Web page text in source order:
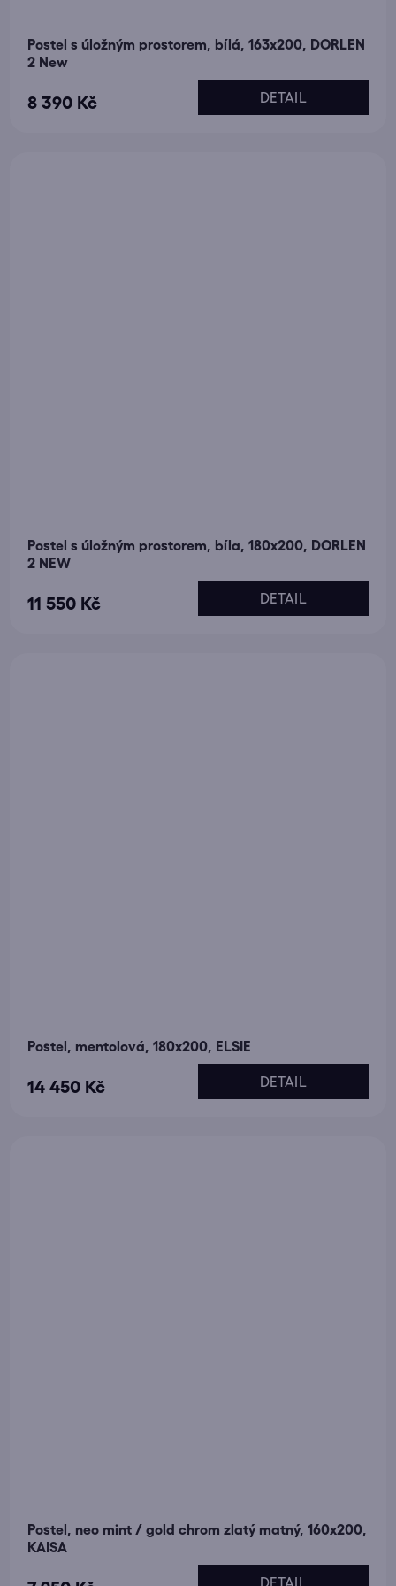
Postel s úložným prostorem, bílá, 163x200, DORLEN
2 New
8 390 Kč DETAIL
Postel s úložným prostorem, bíla, 180x200, DORLEN
2 NEW
11 550 Kč DETAIL
Postel, mentolová, 180x200, ELSIE
14 450 Kč DETAIL
Postel, neo mint / gold chrom zlatý matný, 160x200,
KAISA
DETAIL